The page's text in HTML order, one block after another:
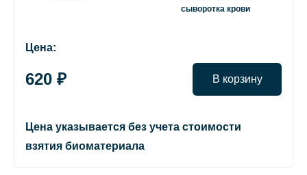
сыворотка крови
Цена:
620 ₽ В корзину
Цена указывается без учета стоимости
взятия биоматериала